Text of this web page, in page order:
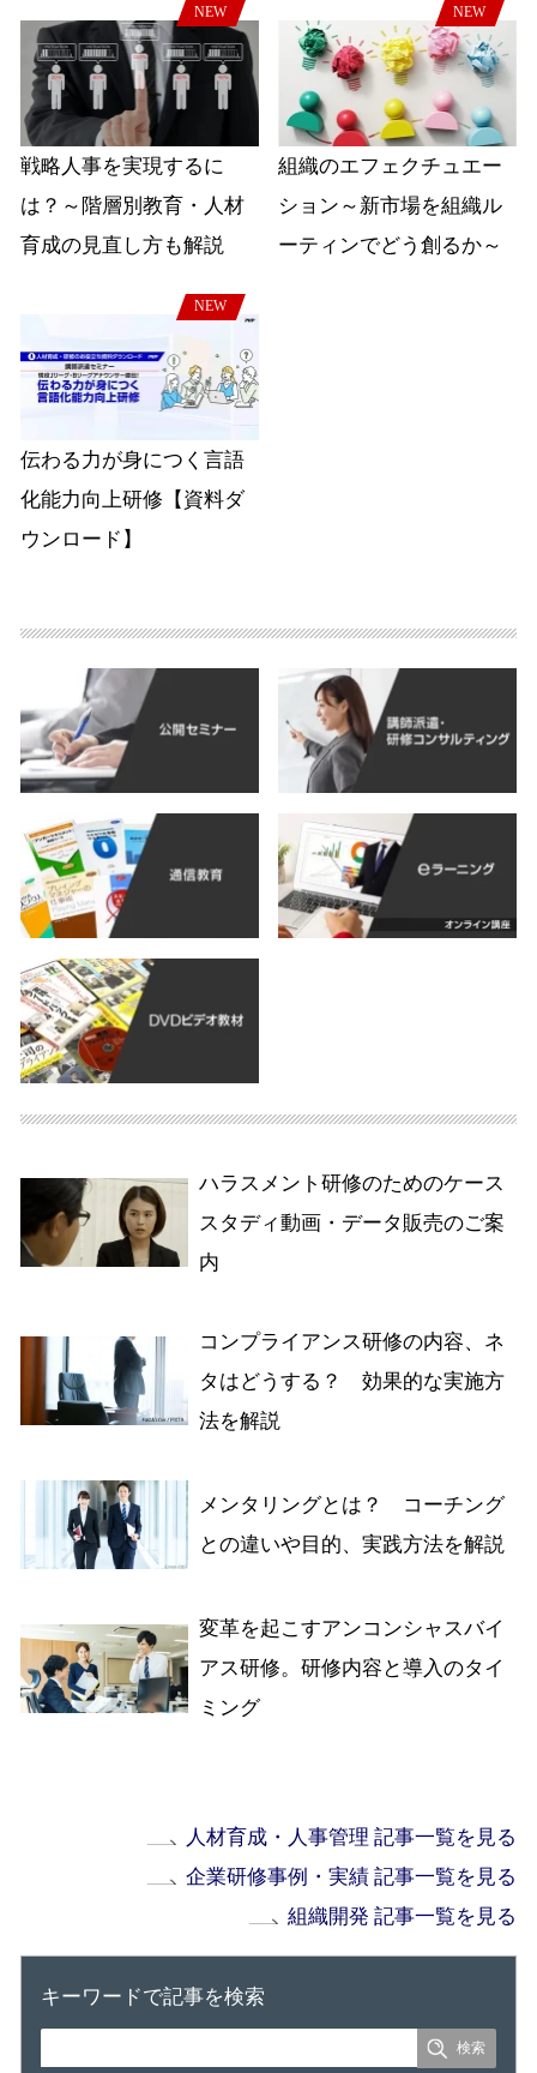
NEW
戦略人事を実現するに
は？～階層別教育・人材
育成の見直し方も解説
NEW
組織のエフェクチュエー
ション～新市場を組織ル
ーティンでどう創るか～
NEW
伝わる力が身につく言語
化能力向上研修【資料ダ
ウンロード】
ハラスメント研修のためのケース
スタディ動画・データ販売のご案
内
コンプライアンス研修の内容、ネ
タはどうする？ 効果的な実施方
法を解説
メンタリングとは？ コーチング
との違いや目的、実践方法を解説
変革を起こすアンコンシャスバイ
アス研修。研修内容と導入のタイ
ミング
人材育成・人事管理 記事一覧を見る
企業研修事例・実績 記事一覧を見る
組織開発 記事一覧を見る
キーワードで記事を検索